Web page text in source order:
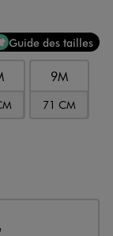
Guide des tailles
9M
71 CM